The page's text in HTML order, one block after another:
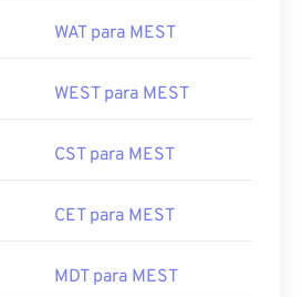
WAT para MEST
WEST para MEST
CST para MEST
CET para MEST
MDT para MEST